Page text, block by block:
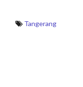
Tangerang